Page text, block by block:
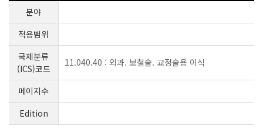
분야
적용범위
국제분류
(ICS)코드
11.040.40 : 외과. 보철술. 교정술용 이식
페이지수
Edition